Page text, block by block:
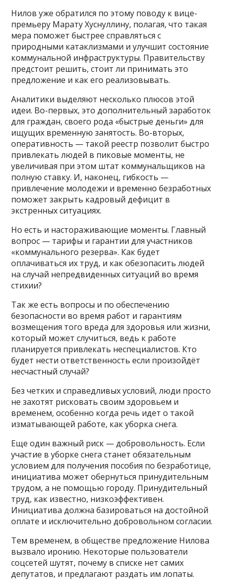
Нилов уже обратился по этому поводу к вице-
премьеру Марату Хуснуллину, полагая, что такая
мера поможет быстрее справляться с
природными катаклизмами и улучшит состояние
коммунальной инфраструктуры. Правительству
предстоит решить, стоит ли принимать это
предложение и как его реализовывать.
Аналитики выделяют несколько плюсов этой
идеи. Во-первых, это дополнительный заработок
для граждан, своего рода «быстрые деньги» для
ищущих временную занятость. Во-вторых,
оперативность — такой реестр позволит быстро
привлекать людей в пиковые моменты, не
увеличивая при этом штат коммунальщиков на
полную ставку. И, наконец, гибкость —
привлечение молодежи и временно безработных
поможет закрыть кадровый дефицит в
экстренных ситуациях.
Но есть и настораживающие моменты. Главный
вопрос — тарифы и гарантии для участников
«коммунального резерва». Как будет
оплачиваться их труд, и как обезопасить людей
на случай непредвиденных ситуаций во время
стихии?
Так же есть вопросы и по обеспечению
безопасности во время работ и гарантиям
возмещения того вреда для здоровья или жизни,
который может случиться, ведь к работе
планируется привлекать неспециалистов. Кто
будет нести ответственность если произойдёт
несчастный случай?
Без четких и справедливых условий, люди просто
не захотят рисковать своим здоровьем и
временем, особенно когда речь идет о такой
изматывающей работе, как уборка снега.
Еще один важный риск — добровольность. Если
участие в уборке снега станет обязательным
условием для получения пособия по безработице,
инициатива может обернуться принудительным
трудом, а не помощью городу. Принудительный
труд, как известно, низкоэффективен.
Инициатива должна базироваться на достойной
оплате и исключительно добровольном согласии.
Тем временем, в обществе предложение Нилова
вызвало иронию. Некоторые пользователи
соцсетей шутят, почему в списке нет самих
депутатов, и предлагают раздать им лопаты.